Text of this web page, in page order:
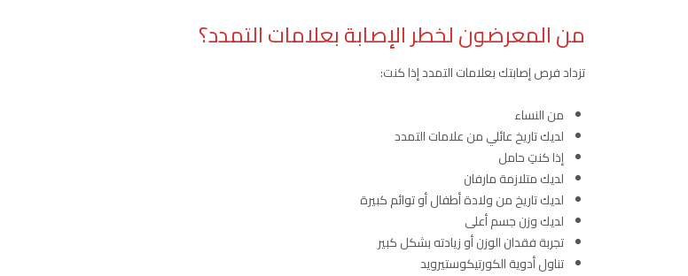
من المعرضون لخطر الإصابة بعلامات التمدد؟
تزداد فرص إصابتك بعلامات التمدد إذا كنت:
من النساء
لديك تاريخ عائلي من علامات التمدد
إذا كنتِ حامل
لديك متلازمة مارفان
لديك تاريخ من ولادة أطفال أو توائم كبيرة
لديك وزن جسم أعلى
تجربة فقدان الوزن أو زيادته بشكل كبير
تناول أدوية الكورتيكوستيرويد